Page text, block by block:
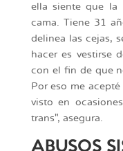
ella siente que la
cama. Tiene 31
delinea las cejas,
hacer es vestirse
con el fin de que
Por eso me
visto en
trans", asegura.
ABUSOS